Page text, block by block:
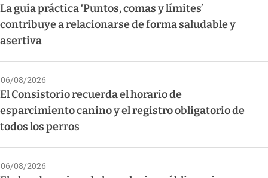
La guía práctica ‘Puntos, comas y límites’
contribuye a relacionarse de forma saludable y
asertiva
06/08/2026
El Consistorio recuerda el horario de
esparcimiento canino y el registro obligatorio de
todos los perros
06/08/2026